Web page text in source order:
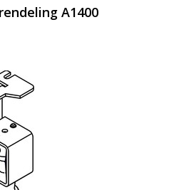
A1400